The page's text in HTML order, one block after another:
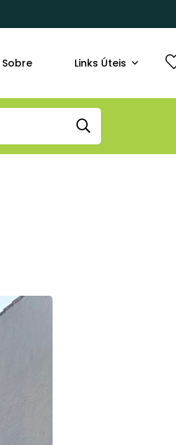
Sobre Links Úteis